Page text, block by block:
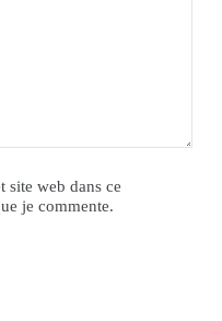
site web dans ce
je commente.